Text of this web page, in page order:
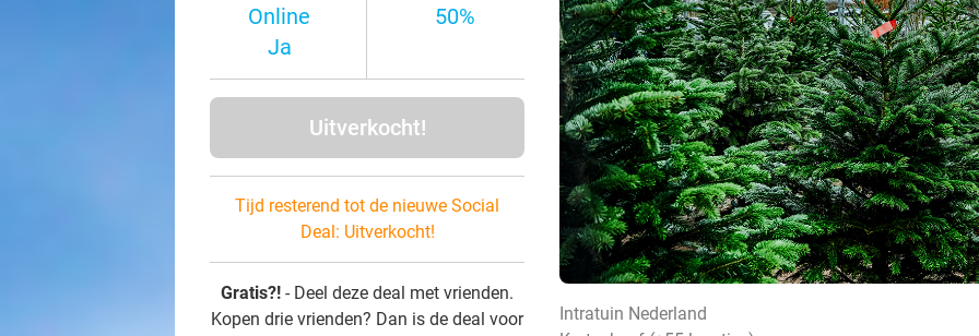
Online
Ja
50%
Uitverkocht!
Tijd resterend tot de nieuwe Social
Deal: Uitverkocht!
Gratis?! - Deel deze deal met vrienden.
Kopen drie vrienden? Dan is de deal voor
Intratuin Nederland